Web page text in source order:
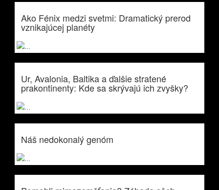
Ako Fénix medzi svetmi: Dramatický prerod
vznikajúcej planéty
Ur, Avalonia, Baltika a ďalšie stratené
prakontinenty: Kde sa skrývajú ich zvyšky?
Náš nedokonalý genóm